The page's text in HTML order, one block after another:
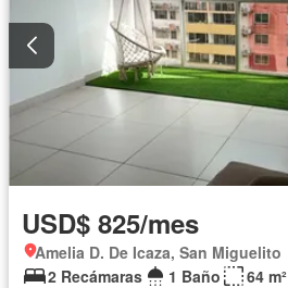
USD$ 825/mes
Amelia D. De Icaza, San Miguelito
2 Recámaras
1 Baño
64 m²